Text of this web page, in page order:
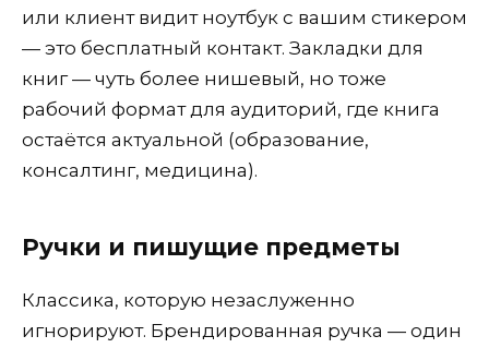
или клиент видит ноутбук с вашим стикером
— это бесплатный контакт. Закладки для
книг — чуть более нишевый, но тоже
рабочий формат для аудиторий, где книга
остаётся актуальной (образование,
консалтинг, медицина).
Ручки и пишущие предметы
Классика, которую незаслуженно
игнорируют. Брендированная ручка — один